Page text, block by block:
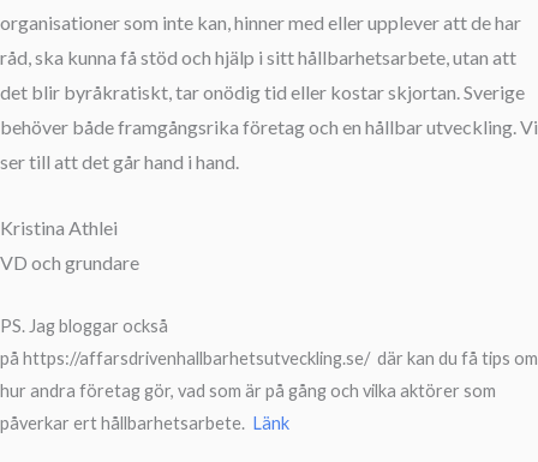
organisationer som inte kan, hinner med eller upplever att de har
råd, ska kunna få stöd och hjälp i sitt hållbarhetsarbete, utan att
det blir byråkratiskt, tar onödig tid eller kostar skjortan. Sverige
behöver både framgångsrika företag och en hållbar utveckling. Vi
ser till att det går hand i hand.
Kristina Athlei
VD och grundare
PS. Jag bloggar också
på https://affarsdrivenhallbarhetsutveckling.se/ där kan du få tips om
hur andra företag gör, vad som är på gång och vilka aktörer som
påverkar ert hållbarhetsarbete. Länk